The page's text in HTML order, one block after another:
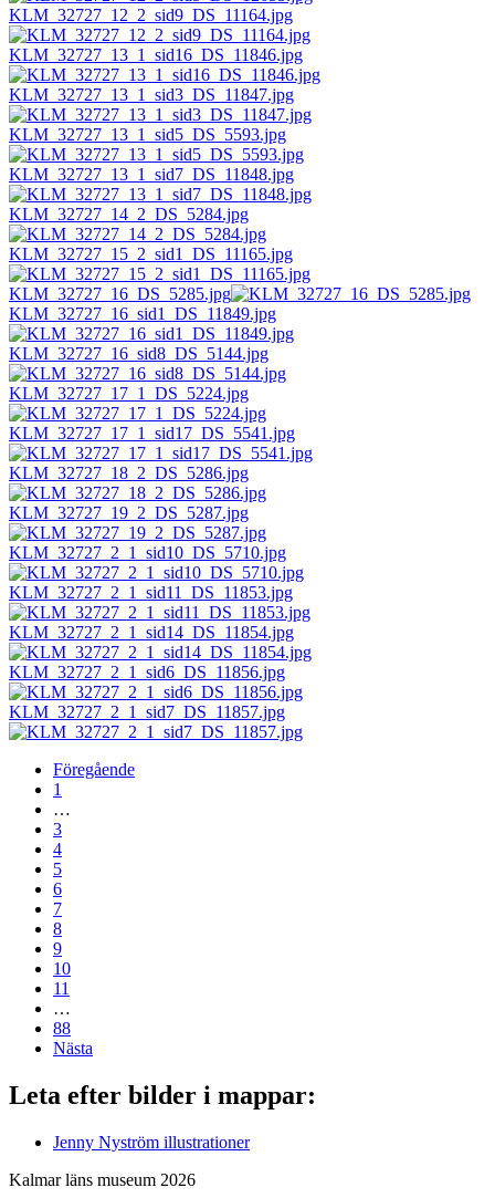
KLM_32727_12_2_sid9_DS_11164.jpg
KLM_32727_13_1_sid16_DS_11846.jpg
KLM_32727_13_1_sid3_DS_11847.jpg
KLM_32727_13_1_sid5_DS_5593.jpg
KLM_32727_13_1_sid7_DS_11848.jpg
KLM_32727_14_2_DS_5284.jpg
KLM_32727_15_2_sid1_DS_11165.jpg
KLM_32727_16_DS_5285.jpg
KLM_32727_16_sid1_DS_11849.jpg
KLM_32727_16_sid8_DS_5144.jpg
KLM_32727_17_1_DS_5224.jpg
KLM_32727_17_1_sid17_DS_5541.jpg
KLM_32727_18_2_DS_5286.jpg
KLM_32727_19_2_DS_5287.jpg
KLM_32727_2_1_sid10_DS_5710.jpg
KLM_32727_2_1_sid11_DS_11853.jpg
KLM_32727_2_1_sid14_DS_11854.jpg
KLM_32727_2_1_sid6_DS_11856.jpg
KLM_32727_2_1_sid7_DS_11857.jpg
Föregående
1
…
3
4
5
6
7
8
9
10
11
…
88
Nästa
Leta efter bilder i mappar:
Jenny Nyström illustrationer
Kalmar läns museum 2026